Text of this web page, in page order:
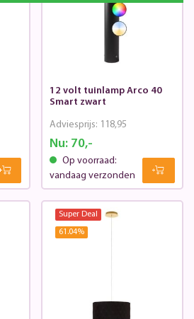
12 volt tuinlamp Arco 40
Smart zwart
Nu: 70,-
Adviesprijs: 118,95
Op voorraad:
vandaag verzonden
Super Deal
61.04%